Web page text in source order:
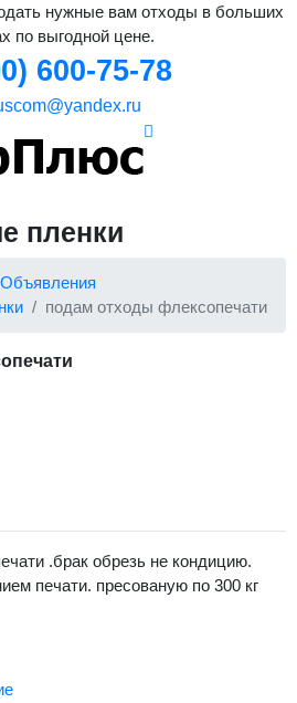
нужные вам отходы в больших
по выгодной цене.
600-75-78
пленки
Объявления
подам отходы флексопечати
.брак обрезь не кондицию.
печати. пресованую по 300 кг